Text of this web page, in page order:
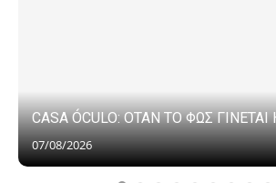
CASA ÓCULO: ΟΤΑΝ ΤΟ ΦΩΣ
07/08/2026